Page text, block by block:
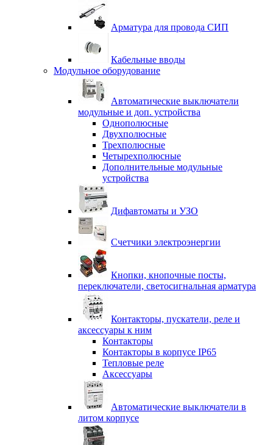
Арматура для провода СИП
Кабельные вводы
Модульное оборудование
Автоматические выключатели
модульные и доп. устройства
Однополюсные
Двухполюсные
Трехполюсные
Четырехполюсные
Дополнительные модульные
устройства
Дифавтоматы и УЗО
Счетчики электроэнергии
Кнопки, кнопочные посты,
переключатели, светосигнальная арматура
Контакторы, пускатели, реле и
аксессуары к ним
Контакторы
Контакторы в корпусе IP65
Тепловые реле
Аксессуары
Автоматические выключатели в
литом корпусе